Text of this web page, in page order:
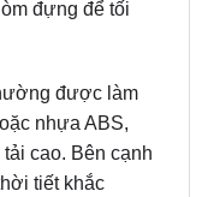
cao. Bên cạnh
tiết khắc
hề bị ảnh